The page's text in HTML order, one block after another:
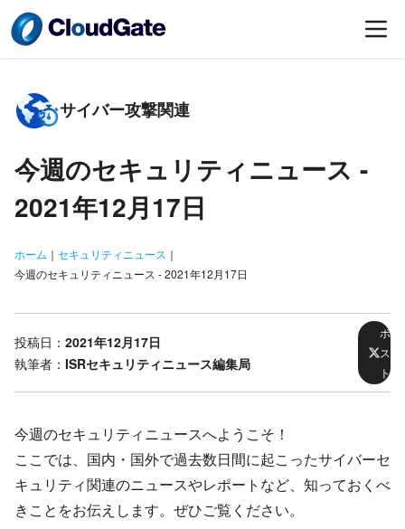
サイバー攻撃関連
今週のセキュリティニュース -
2021年12月17日
ホーム ｜ セキュリティニュース ｜
今週のセキュリティニュース - 2021年12月17日
投稿日： 2021年12月17日
執筆者： ISRセキュリティニュース編集局
ポ
ス
ト
今週のセキュリティニュースへようこそ！
ここでは、国内・国外で過去数日間に起こったサイバーセ
キュリティ関連のニュースやレポートなど、知っておくべ
きことをお伝えします。ぜひご覧ください。